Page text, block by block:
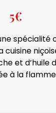
5€
spécialité
et d’huile
à la